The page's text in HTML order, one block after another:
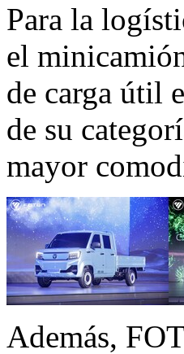
Para la
el
de carga útil
de su
mayor
Además,